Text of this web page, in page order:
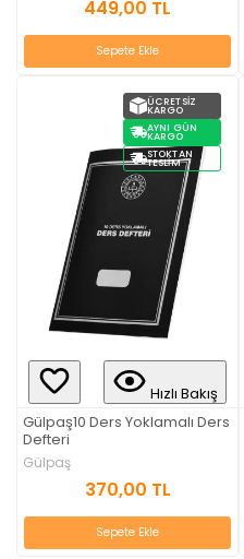
449,00 TL
Sepete Ekle
ÜCRETSIZ
KARGO
AYNI GÜN
KARGO
STOKTAN
TESLIM
Hızlı Bakış
Gülpaş10 Ders Yoklamalı Ders
Defteri
Gülpaş
370,00 TL
Sepete Ekle